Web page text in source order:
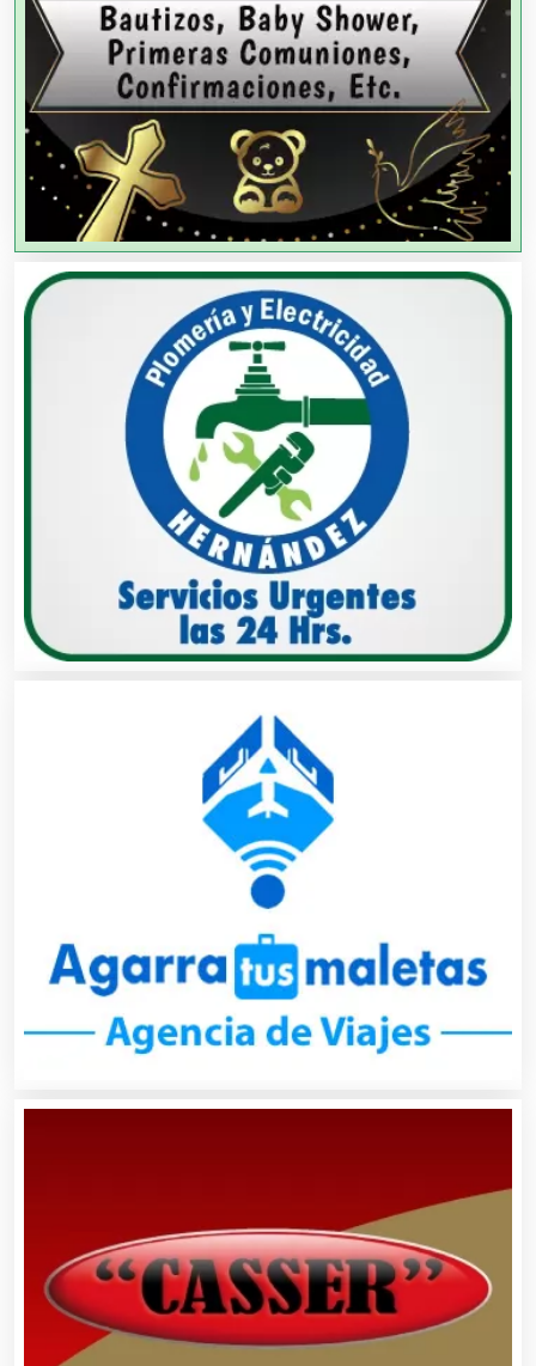
Agricultores
Agricultura y Ganadería
Agua Purificada
Aire Acondicionado
Alarmas
Albercas
Alimentos
Almacenaje
Alquiler de Autos
Alquiler de Equipos para Fiestas
Alquiler de Sillas y Mesas
Alquiler de Trajes de Etiqueta
Alta Costura
Aluminio
Ambulancias
Análisis de Aguas
Animadores de Eventos